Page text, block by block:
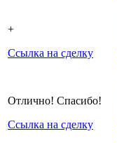
+
Ссылка на сделку
Отлично! Спасибо!
Ссылка на сделку